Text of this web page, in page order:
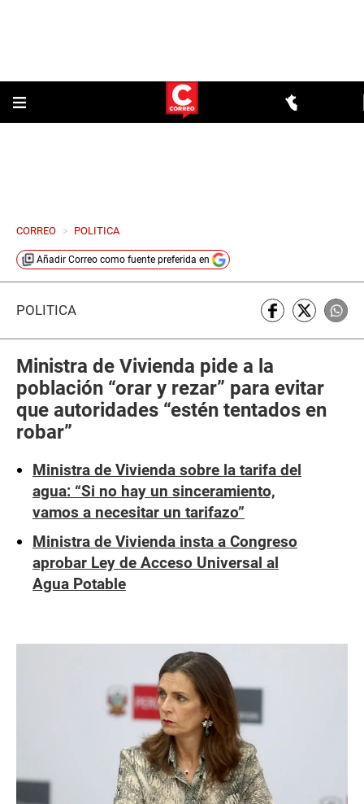
CORREO > POLITICA
Añadir Correo como fuente preferida en
POLÍTICA
Ministra de Vivienda pide a la
población “orar y rezar” para evitar
que autoridades “estén tentados en
robar”
Ministra de Vivienda sobre la tarifa del
agua: “Si no hay un sinceramiento,
vamos a necesitar un tarifazo”
Ministra de Vivienda insta a Congreso
aprobar Ley de Acceso Universal al
Agua Potable